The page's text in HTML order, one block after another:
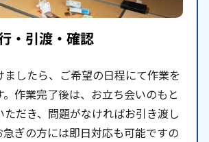
・引渡・確認
ましたら、ご希望の日程にて作業を
作業完了後は、お立ち会いのもと
ただき、問題がなければお引き渡し
急ぎの方には即日対応も可能ですの